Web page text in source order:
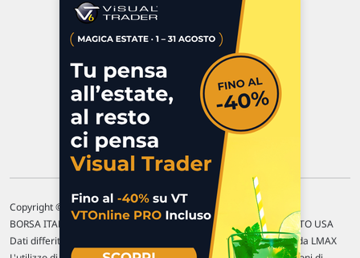
P.IVA 02 452 460 401
Commenti e segnalazioni
Contattaci
Copyright © 1996-2026 Traderlink Italia s.r.l.
BORSA ITALIANA Quotazioni di borsa differite di 15 min. / MERCATO USA
Dati differiti di 15 min. (fonte Intrinio) / FOREX Quotazioni fornite da LMAX